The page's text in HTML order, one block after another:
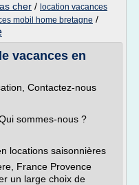
cher / location vacances
mobil home bretagne /
vacances en
Contactez-nous
sommes-nous ?
locations saisonnières
France Provence
un large choix de